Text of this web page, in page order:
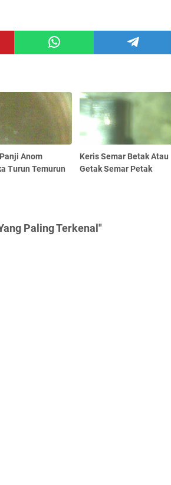
Anom
Turun Temurun
Keris Semar Betak Atau
Getak Semar Petak
Paling Terkenal"